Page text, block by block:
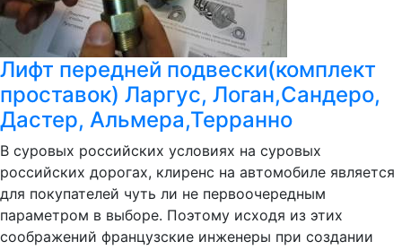
Лифт передней подвески(комплект
проставок) Ларгус, Логан,Сандеро,
Дастер, Альмера,Терранно
В суровых российских условиях на суровых
российских дорогах, клиренс на автомобиле является
для покупателей чуть ли не первоочередным
параметром в выборе. Поэтому исходя из этих
соображений французские инженеры при создании